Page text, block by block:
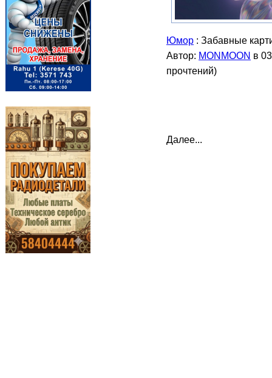
Юмор : Забавные
Автор: MONMOON в
прочтений)
Далее...